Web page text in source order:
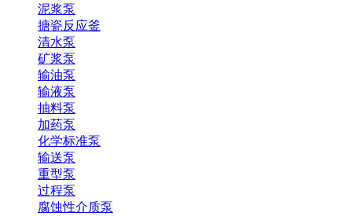
泥浆泵
搪瓷反应釜
清水泵
矿浆泵
输油泵
输液泵
抽料泵
加药泵
化学标准泵
输送泵
重型泵
过程泵
腐蚀性介质泵